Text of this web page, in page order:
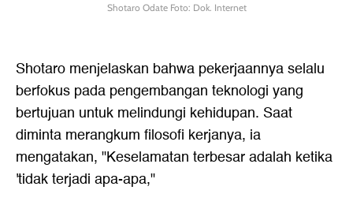
Shotaro Odate Foto: Dok. Internet
Shotaro menjelaskan bahwa pekerjaannya selalu
berfokus pada pengembangan teknologi yang
bertujuan untuk melindungi kehidupan. Saat
diminta merangkum filosofi kerjanya, ia
mengatakan, "Keselamatan terbesar adalah ketika
'tidak terjadi apa-apa,"